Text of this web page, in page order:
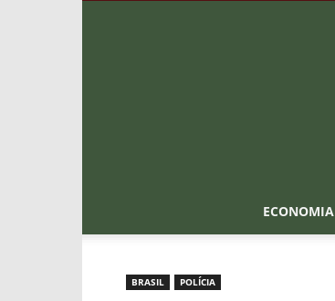
ECONOMIA
BRASIL POLÍCIA